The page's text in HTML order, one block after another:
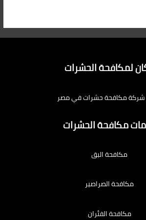
لمكافحة الحشرات
مكافحة حشرات في مصر
مكافحة الحشرات
مكافحة البق
مكافحة الصراصير
مكافحة الفئران